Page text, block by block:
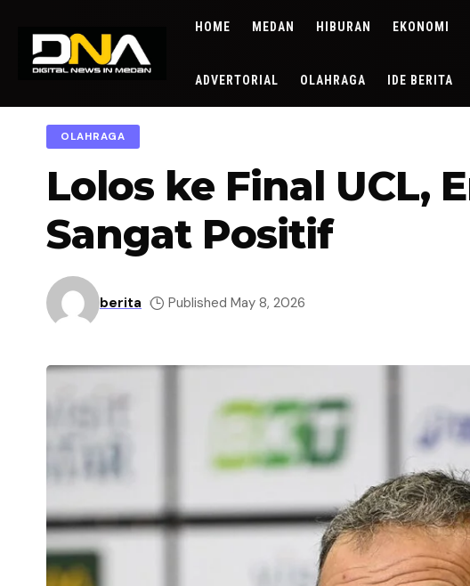
HOME MEDAN HIBURAN EKONOMI
ADVERTORIAL OLAHRAGA IDE BERITA
OLAHRAGA
Lolos ke Final UCL,
Sangat Positif
berita Published May 8, 2026